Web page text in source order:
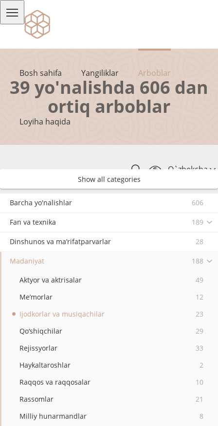
Bosh sahifa Yangiliklar Arboblar
Loyiha haqida
O`zbekcha
39 yo'nalishda 606 dan
ortiq arboblar
Show all categories
Barcha yo'nalishlar 606
Fan va texnika 189
Dinshunos va ma’rifatparvarlar 28
Madaniyat 188
Aktyor va aktrisalar
49
Me’morlar
12
Ijodkorlar va musiqachilar
23
Qo‘shiqchilar
29
Rejissyorlar
33
Haykaltaroshlar
2
Raqqos va raqqosalar
10
Rassomlar
21
Milliy hunarmandlar
8